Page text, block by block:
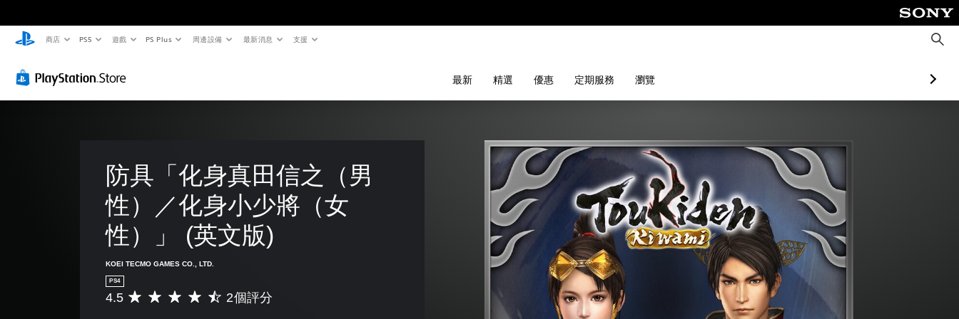
商店 PS5 遊戲 PS Plus 周邊設備 最新消息 支援
搜
尋
最新 精選 優惠 定期服務 瀏覽
防具「化身真田信之（男
性）／化身小少將（女
性）」 (英文版)
KOEI TECMO GAMES CO., LTD.
PS4
平
4.5 2個評分